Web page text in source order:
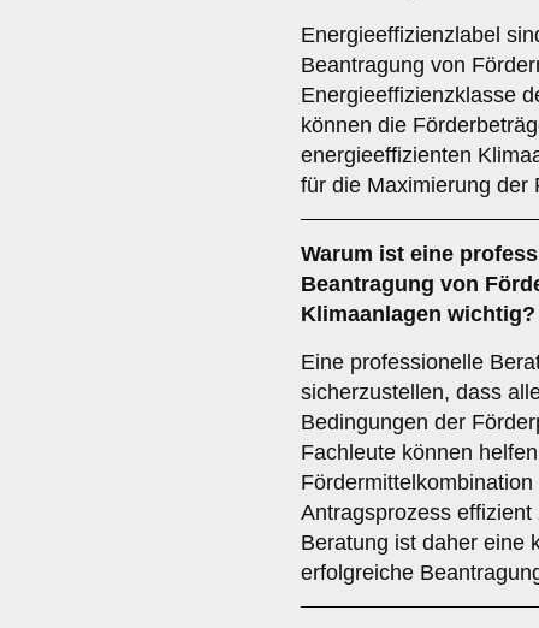
Energieeffizienzlabel
Beantragung von
Energieeffizienzklasse
können die
energieeffizienten
für die Maximierung der
Warum ist eine
Beantragung von
Klimaanlagen wichtig?
Eine professionelle
sicherzustellen, dass
Bedingungen der
Fachleute können
Antragsprozess
Beratung ist daher eine
erfolgreiche